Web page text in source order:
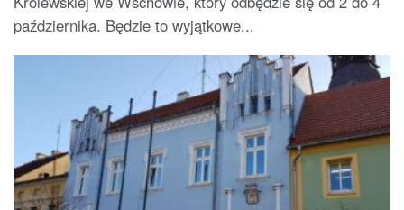
października. Będzie to wyjątkowe...